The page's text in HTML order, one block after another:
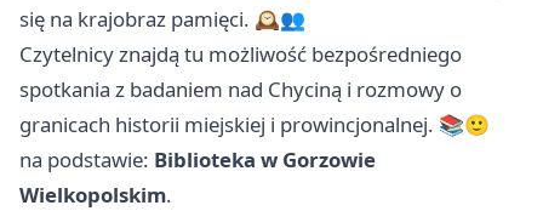
się na krajobraz pamięci. 🕰️👥
Czytelnicy znajdą tu możliwość bezpośredniego
spotkania z badaniem nad Chyciną i rozmowy o
granicach historii miejskiej i prowincjonalnej. 📚🙂
na podstawie: Biblioteka w Gorzowie
Wielkopolskim.